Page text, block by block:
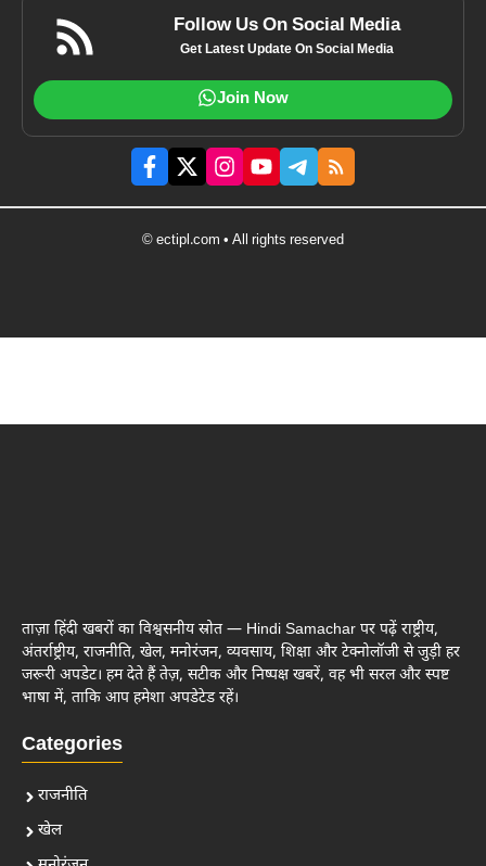
Follow Us On Social Media
Get Latest Update On Social Media
Join Now
© ectipl.com • All rights reserved
ताज़ा हिंदी खबरों का विश्वसनीय स्रोत — Hindi Samachar पर पढ़ें राष्ट्रीय,
अंतर्राष्ट्रीय, राजनीति, खेल, मनोरंजन, व्यवसाय, शिक्षा और टेक्नोलॉजी से जुड़ी हर
जरूरी अपडेट। हम देते हैं तेज़, सटीक और निष्पक्ष खबरें, वह भी सरल और स्पष्ट
भाषा में, ताकि आप हमेशा अपडेटेड रहें।
Categories
राजनीति
खेल